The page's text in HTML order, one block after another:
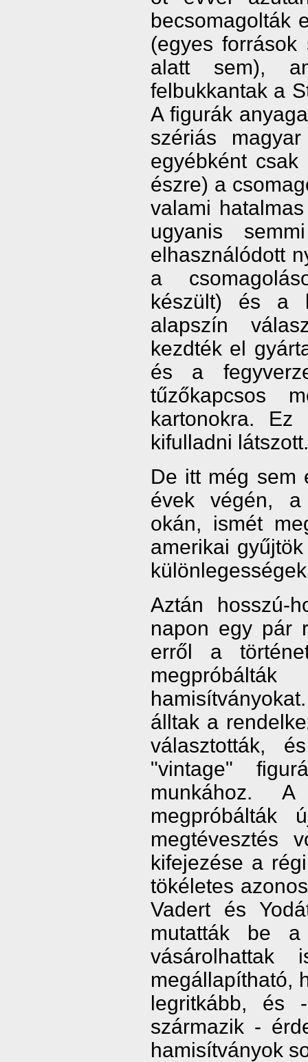
becsomagolták
(egyes
alatt sem),
felbukkantak a
A figurák
szériás
egyébként
észre) a
valami
ugyanis
elhasználódott
a
készült) és a
alapszín
kezdték el
és a
tűzőkapcsos
kartonokra.
kifulladni
De itt még sem
évek végén, a
okán, ismét
amerikai
Aztán hosszú-
napon egy pár
erről a
álltak a
választották,
"vintage"
munkához.
megtévesztés
kifejezése a
tökéletes
Vadert és
mutatták be a
vásárolhattak
megállapítható,
legritkább, és
származik -
hamisítványok